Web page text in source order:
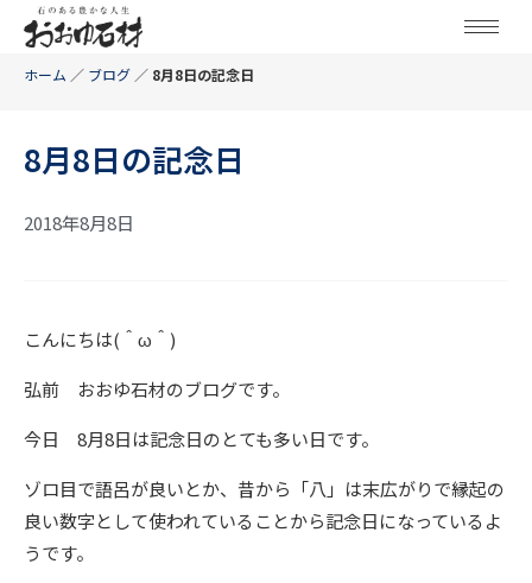
ホーム ／ ブログ ／ 8月8日の記念日
8月8日の記念日
2018年8月8日
こんにちは(＾ω＾)
弘前 おおゆ石材のブログです。
今日 8月8日は記念日のとても多い日です。
ゾロ目で語呂が良いとか、昔から「八」は末広がりで縁起の
良い数字として使われていることから記念日になっているよ
うです。